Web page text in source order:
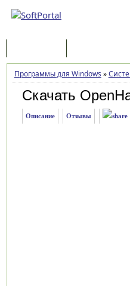
Программы для Windows »
Скачать
Описание Отзывы